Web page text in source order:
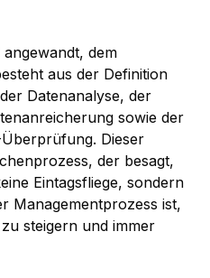
angewandt, dem
aus der Definition
Datenanalyse, der
sowie der
Dieser
der besagt,
Eintagsfliege, sondern
Managementprozess ist,
steigern und immer